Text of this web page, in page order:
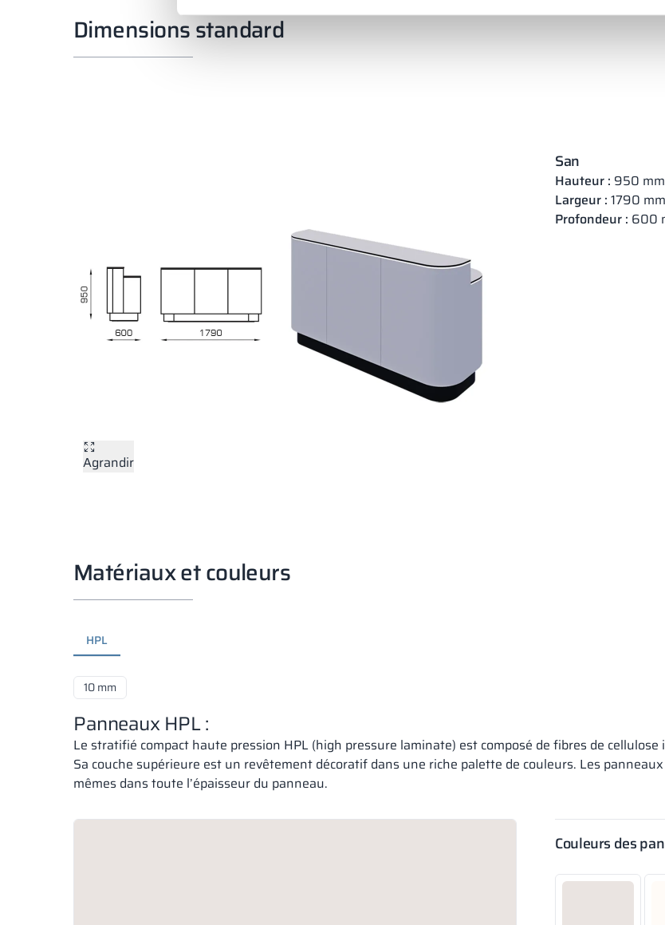
Dimensions standard
Agrandir
San
Hauteur : 950 mm
Largeur : 1790 mm
Profondeur : 600
Matériaux et couleurs
HPL
10 mm
Panneaux HPL :
Le stratifié compact haute pression HPL (high pressure laminate) est composé de fibres de
Sa couche supérieure est un revêtement décoratif dans une riche palette de couleurs. Les
mêmes dans toute l’épaisseur du panneau.
Couleurs des